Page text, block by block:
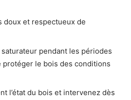
doux et respectueux de
pendant les périodes
protéger le bois des conditions
l’état du bois et intervenez dès